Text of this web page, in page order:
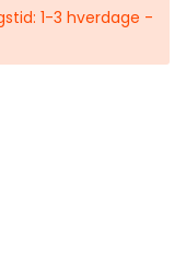
1-3 hverdage -